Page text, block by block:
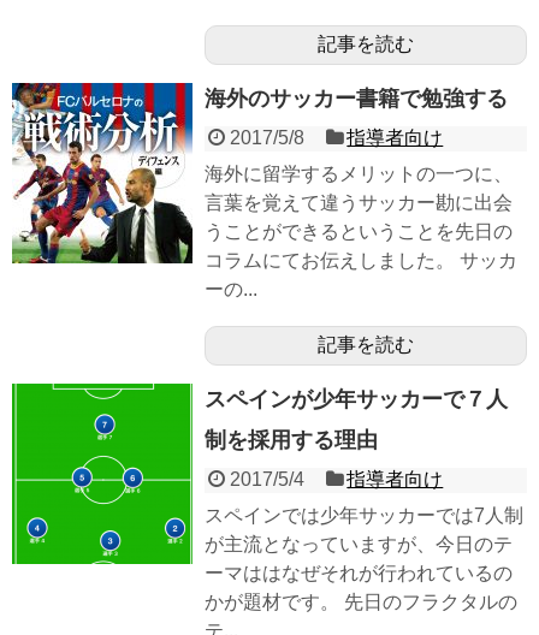
記事を読む
海外のサッカー書籍で勉強する
2017/5/8
指導者向け
海外に留学するメリットの一つに、
言葉を覚えて違うサッカー勘に出会
うことができるということを先日の
コラムにてお伝えしました。 サッカ
ーの...
記事を読む
スペインが少年サッカーで７人
制を採用する理由
2017/5/4
指導者向け
スペインでは少年サッカーでは7人制
が主流となっていますが、今日のテ
ーマははなぜそれが行われているの
かが題材です。 先日のフラクタルの
テ...